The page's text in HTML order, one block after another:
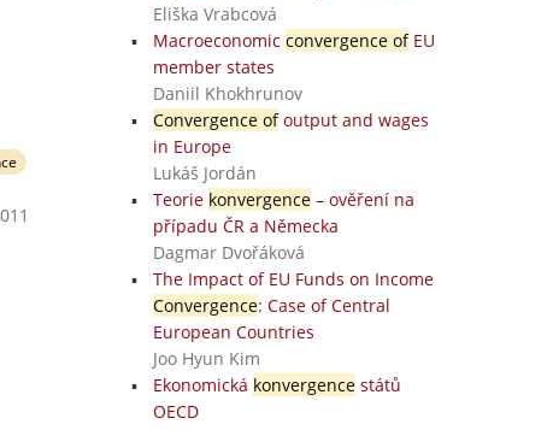
Eliška Vrabcová
Macroeconomic convergence ofEU
member states
Daniil Khokhrunov
Convergence ofoutput and wages
in Europe
Lukáš Jordán
Teorie konvergence– ověření na
případu ČR a Německa
Dagmar Dvořáková
The Impact of EU Funds on Income
Convergence: Case of Central
European Countries
Joo Hyun Kim
Ekonomická konvergencestátů
OECD